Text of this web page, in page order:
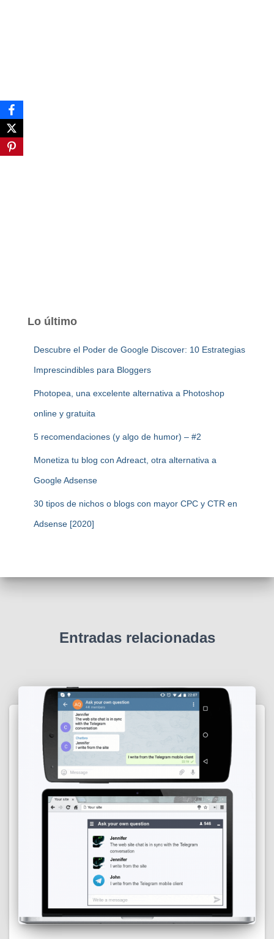
Lo último
Descubre el Poder de Google Discover: 10 Estrategias
Imprescindibles para Bloggers
Photopea, una excelente alternativa a Photoshop
online y gratuita
5 recomendaciones (y algo de humor) – #2
Monetiza tu blog con Adreact, otra alternativa a
Google Adsense
30 tipos de nichos o blogs con mayor CPC y CTR en
Adsense [2020]
Entradas relacionadas